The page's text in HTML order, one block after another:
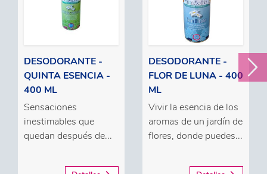
DESODORANTE -
QUINTA ESENCIA -
400 ML
Sensaciones
inestimables que
quedan después de...
DESODORANTE -
FLOR DE LUNA - 400
ML
Vivir la esencia de los
aromas de un jardín de
flores, donde puedes...